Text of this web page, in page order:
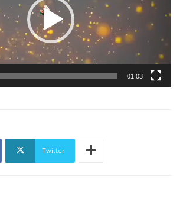
01:03
Twitter